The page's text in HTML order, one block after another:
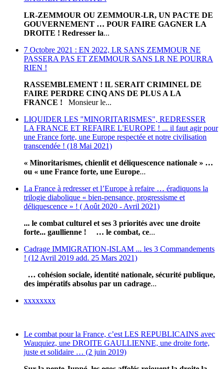
LR-ZEMMOUR OU ZEMMOUR-LR, UN PACTE DE
GOUVERNEMENT … POUR FAIRE GAGNER LA
DROITE ! Redresser la...
7 Octobre 2021 : EN 2022, LR SANS ZEMMOUR NE
PASSERA PAS ET ZEMMOUR SANS LR NE POURRA
RIEN !
RASSEMBLEMENT ! IL SERAIT CRIMINEL DE
FAIRE PERDRE CINQ ANS DE PLUS A LA
FRANCE ! Monsieur le...
LIQUIDER LES "MINORITARISMES", REDRESSER
LA FRANCE ET REFAIRE L'EUROPE ! ... il faut agir pour
une France forte, une Europe respectée et notre civilisation
transcendée ! (18 Mai 2021)
« Minoritarismes, chienlit et déliquescence nationale » …
ou « une France forte, une Europe...
La France à redresser et l’Europe à refaire … éradiquons la
trilogie diabolique « bien-pensance, progressisme et
déliquescence » ! ( Août 2020 - Avril 2021)
... le combat culturel et ses 3 priorités avec une droite
forte... gaullienne !
… le combat, ce...
Cadrage IMMIGRATION-ISLAM ... les 3 Commandements
! (12 Avril 2019 add. 25 Mars 2021)
… cohésion sociale, identité nationale, sécurité publique,
des impératifs absolus par un cadrage...
xxxxxxxx
Le combat pour la France, c’est LES REPUBLICAINS avec
Wauquiez, une DROITE GAULLIENNE, une droite forte,
juste et solidaire … (2 juin 2019)